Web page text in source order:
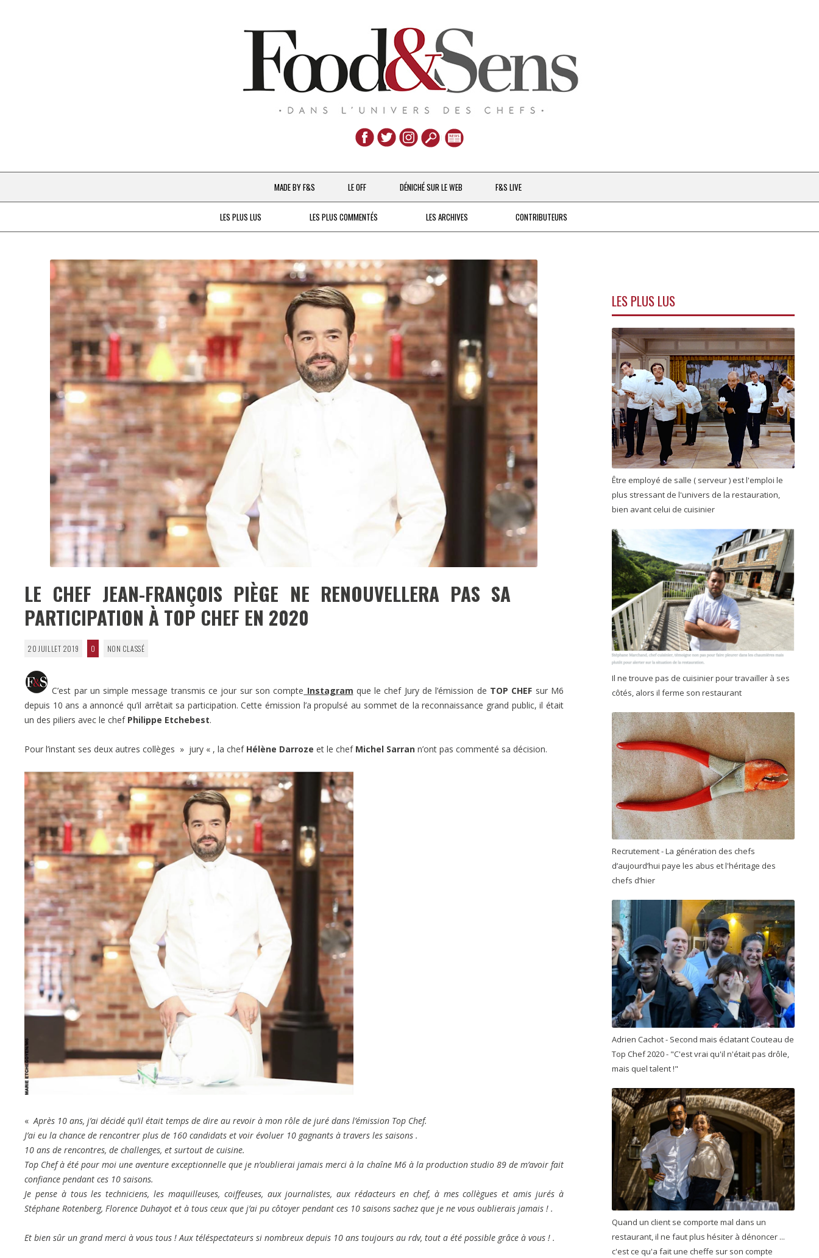
Aller
au
contenu
MADE BY F&S
CHEFS & ACTUALITÉS
À LA PETITE CUILLÈRE
DESTIN DE FEMME
V…DE VOYAGE
LE OFF DÉNICHÉ SUR LE WEB F&S LIVE
LES PLUS LUS LES PLUS COMMENTÉS LES ARCHIVES
DEPUIS 2016
CONTRIBUTEURS
LE CHEF JEAN-FRANÇOIS PIÈGE NE RENOUVELLERA PAS SA
PARTICIPATION À TOP CHEF EN 2020
20 JUILLET 2019 0 NON CLASSÉ
C’est par un simple message transmis ce jour sur son compte Instagram que le chef Jury de l’émission de TOP CHEF sur M6
depuis 10 ans a annoncé qu’il arrêtait sa participation. Cette émission l’a propulsé au sommet de la reconnaissance grand public, il était
un des piliers avec le chef Philippe Etchebest.
Pour l’instant ses deux autres collèges » jury « , la chef Hélène Darroze et le chef Michel Sarran n’ont pas commenté sa décision.
« Après 10 ans, j’ai décidé qu’il était temps de dire au revoir à mon rôle de juré dans l’émission Top Chef.
J’ai eu la chance de rencontrer plus de 160 candidats et voir évoluer 10 gagnants à travers les saisons .
10 ans de rencontres, de challenges, et surtout de cuisine.
Top Chef à été pour moi une aventure exceptionnelle que je n’oublierai jamais merci à la chaîne M6 à la production studio 89 de m’avoir fait
confiance pendant ces 10 saisons.
Je pense à tous les techniciens, les maquilleuses, coiffeuses, aux journalistes, aux rédacteurs en chef, à mes collègues et amis jurés à
Stéphane Rotenberg, Florence Duhayot et à tous ceux que j’ai pu côtoyer pendant ces 10 saisons sachez que je ne vous oublierais jamais ! .
Et bien sûr un grand merci à vous tous ! Aux téléspectateurs si nombreux depuis 10 ans toujours au rdv, tout a été possible grâce à vous ! .
LES PLUS LUS
Être employé de salle ( serveur ) est l'emploi le
plus stressant de l'univers de la restauration,
bien avant celui de cuisinier
Il ne trouve pas de cuisinier pour travailler à ses
côtés, alors il ferme son restaurant
Recrutement - La génération des chefs
d’aujourd’hui paye les abus et l'héritage des
chefs d’hier
Adrien Cachot - Second mais éclatant Couteau de
Top Chef 2020 - "C'est vrai qu'il n'était pas drôle,
mais quel talent !"
Quand un client se comporte mal dans un
restaurant, il ne faut plus hésiter à dénoncer ...
c'est ce qu'a fait une cheffe sur son compte